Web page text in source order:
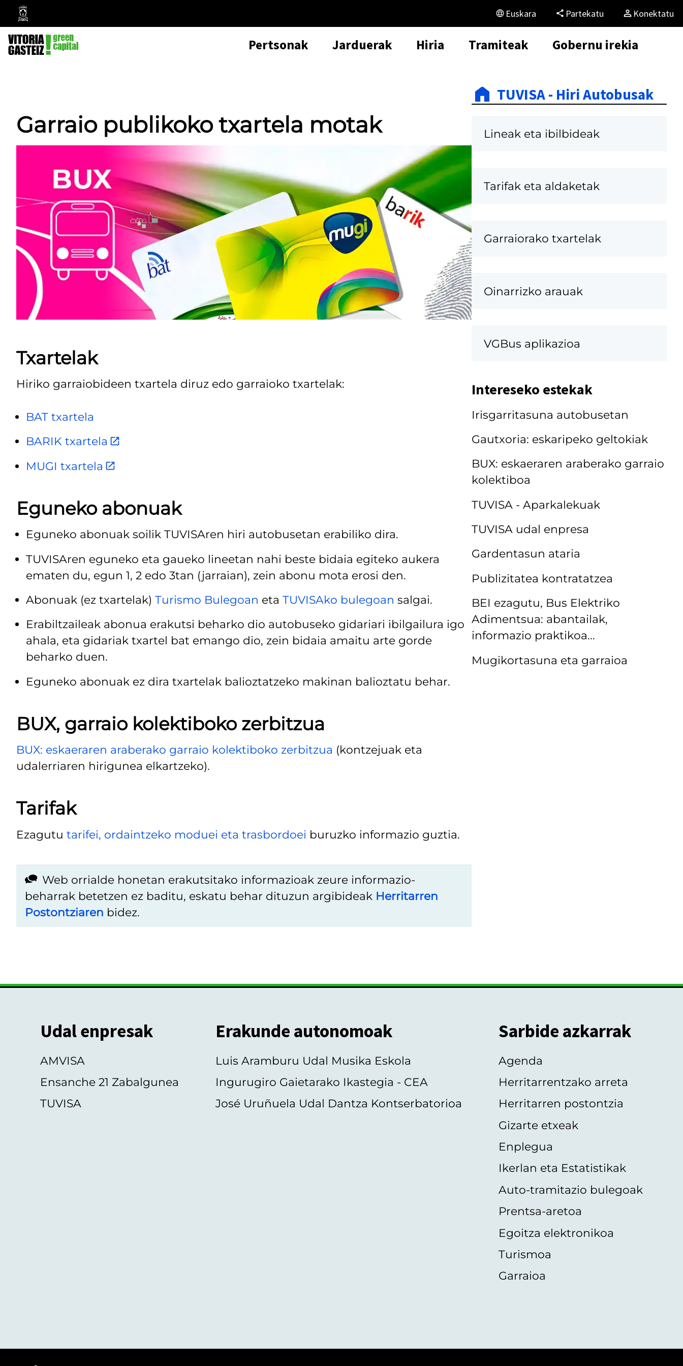
Vitoria-
Gasteizko
Udala
Euskara Partekatu Konektatu
Pertsonak Jarduerak Hiria Tramiteak Gobernu irekia
Garraio publikoko txartela motak
Txartelak
Hiriko garraiobideen txartela diruz edo garraioko txartelak:
BAT txartela
BARIK txartela
MUGI txartela
Eguneko abonuak
Eguneko abonuak soilik TUVISAren hiri autobusetan erabiliko dira.
TUVISAren eguneko eta gaueko lineetan nahi beste bidaia egiteko aukera
ematen du, egun 1, 2 edo 3tan (jarraian), zein abonu mota erosi den.
Abonuak (ez txartelak) Turismo Bulegoan eta TUVISAko bulegoan salgai.
Erabiltzaileak abonua erakutsi beharko dio autobuseko gidariari ibilgailura igo
ahala, eta gidariak txartel bat emango dio, zein bidaia amaitu arte gorde
beharko duen.
Eguneko abonuak ez dira txartelak balioztatzeko makinan balioztatu behar.
BUX, garraio kolektiboko zerbitzua
BUX: eskaeraren araberako garraio kolektiboko zerbitzua (kontzejuak eta
udalerriaren hirigunea elkartzeko).
Tarifak
Ezagutu tarifei, ordaintzeko moduei eta trasbordoei buruzko informazio guztia.
Web orrialde honetan erakutsitako informazioak zeure informazio-
beharrak betetzen ez baditu, eskatu behar dituzun argibideak Herritarren
Postontziaren bidez.
TUVISA - Hiri Autobusak
Lineak eta ibilbideak
Tarifak eta aldaketak
Garraiorako txartelak
Oinarrizko arauak
VGBus aplikazioa
Intereseko estekak
Irisgarritasuna autobusetan
Gautxoria: eskaripeko geltokiak
BUX: eskaeraren araberako garraio
kolektiboa
TUVISA - Aparkalekuak
TUVISA udal enpresa
Gardentasun ataria
Publizitatea kontratatzea
BEI ezagutu, Bus Elektriko
Adimentsua: abantailak,
informazio praktikoa...
Mugikortasuna eta garraioa
Udal enpresak
AMVISA
Ensanche 21 Zabalgunea
TUVISA
Erakunde autonomoak
Luis Aramburu Udal Musika Eskola
Ingurugiro Gaietarako Ikastegia - CEA
José Uruñuela Udal Dantza Kontserbatorioa
Sarbide azkarrak
Agenda
Herritarrentzako arreta
Herritarren postontzia
Gizarte etxeak
Enplegua
Ikerlan eta Estatistikak
Auto-tramitazio bulegoak
Prentsa-aretoa
Egoitza elektronikoa
Turismoa
Garraioa